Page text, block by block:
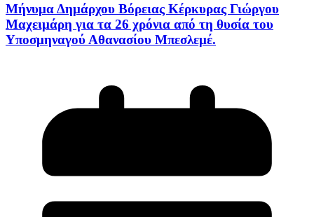
Μήνυμα Δημάρχου Βόρειας Κέρκυρας Γιώργου
Μαχειμάρη για τα 26 χρόνια από τη θυσία του
Υποσμηναγού Αθανασίου Μπεσλεμέ.